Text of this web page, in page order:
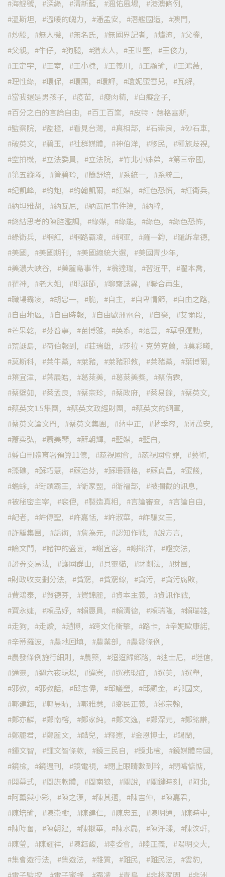
海鯤號
深綠 清新藍 渢佑風場
港澳條例
溫斯坦
溫暖的魄力 潘孟安 潛艦國造
澳門
炒股
無人機 無名氏 無國界記者 爐渣
父權
父親
牛仔 狗腿 猶太人 王世堅
王俊力
王定宇
王室 王小棣 王義川 王顯瑜
王鴻薇
理性綠
環保 環團 環評 瓊妮蜜雪兒
瓦解
當我還是男孩子
疫苗 瘦肉精
白癡盒子
百分之白的言論自由
百工百業
皮特·赫格塞斯
監察院
監控 看見台灣 真相部 石崇良
砂石車
破英文
碧玉 社群媒體 神伯洋 移民
種族歧視
空拍機
立法委員 立法院 竹北小姊弟
第三帝國
第五縱隊
管碧玲 簡舒培 系統一
系統二
紀凱峰
約炮 約翰凱爾 紅媒 紅色恐慌
紅衛兵
納坦雅胡
納瓦尼 納瓦尼事件簿
納粹
終結思考的陳腔濫調
綠媒 綠能 綠色
綠色恐怖
綠衛兵
網紅 網路霸凌 網軍 羅一鈞
羅訴韋德
美國
美國期刊 美國總統大選
美國青少年
美濃大峽谷
美麗島事件 翁達瑞 習近平
翟本喬
翟神
老大姐 耶誕節 聊齋誌異
聯合再生
職場霸凌
胡忠一 脆 自主 自卑情節
自由之路
自由地區
自由時報 自由歐洲電台 自豪
艾爾段
芒果乾
芬普寧 苗博雅 英系 范雲
草根運動
荒誕島
荷伯報到 莊瑞雄 莎拉·克勞克蘭
莫彩曦
莫斯科
萊牛黨 萊豬 萊豬邪教 萊豬黨
葉博爾
葉宜津
葉展皓 葛萊美 葛萊美獎
蔡侑霖
蔡壁如
蔡孟良 蔡宗珍 蔡政府 蔡易餘
蔡英文
蔡英文1.5集團
蔡英文政經財團
蔡英文的網軍
蔡英文論文門
蔡英文集團 蔣中正 蔣季容
蔣萬安
蕭奕弘
蕭美琴 薛朝輝 藍媒
藍白
藍白刪體育署預算11億
藐視國會 藐視國會罪
藝術
藻礁
蘇巧慧 蘇治芬 蘇珊薇格 蘇貞昌
蜜餞
蟾蜍
街頭霸王 衛家盟 衛福部
被攔截的訊息
被秘密主宰
裴偉 製造真相 言論審查
言論自由
記者
許傳聖 許嘉恬 許淑華
詐騙女王
詐騙集團
話術 詹為元 認知作戰
說方言
論文門
諸神的盛宴 謝宜容 謝銘洋
證交法
證券交易法
護國群山 貝靈貓 財劃法
財團
財政收支劃分法
貧窮 貧窮線 貪污
貪污腐敗
費鴻泰
賀德芬 賀錦麗 資本主義
資訊作戰
賈永婕
賴品妤 賴惠員 賴清德 賴瑞隆
賴瑞雄
走狗
走讀 趙博 跨文化衝擊 路卡
辛妮歐康諾
辛蒂羅波
農地回填 農業部
農發條例
農發條例施行細則
農藥 迢迢歸鄉路 迪士尼
迷信
通靈
週六夜現場 違憲 選務瑕疵 選美
選舉
邪教
邪教話 邱志偉 邱議瑩 邱顯金
郭國文
郭建鈺
郭昱晴 郭雅慧 鄉民正義
鄒宗翰
鄭亦麟
鄭南榕 鄭家純 鄭文逸 鄭深元
鄭銘謙
鄭麗君
鄭麗文 酷兒 釋憲 金恩博士
錫蘭
鍾文智
鍾文智條款 鏡三民自 鏡北檢
鏡媒體帝國
鏡檢
鏡週刊 鏡電視 閉上眼睛數到幹
閉嘴惦惦
開幕式
間諜軟體 閩南狼 關說 關鍵時刻
阿北
阿薰與小彩
陳之漢 陳其邁 陳吉仲
陳嘉君
陳培瑜
陳崇樹 陳建仁 陳忠五 陳明通
陳時中
陳時奮
陳朝建 陳椒華 陳水扁 陳汘瑈
陳汶軒
陳瑩
陳耀祥 陳鈺馥 陸委會 陸正義
陽明交大
集會遊行法
集遊法 雜質 難民 難民法
雲豹
電子監控
電子蜜蜂 霸凌 青鳥 非核家園 非洲